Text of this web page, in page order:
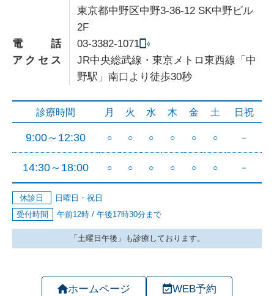
東京都中野区中野3-36-12 SK中野ビル
2F
電話
03-3382-1071
アクセス
JR中央総武線・東京メトロ東西線「中
野駅」南口より徒歩30秒
ホームページ WEB予約